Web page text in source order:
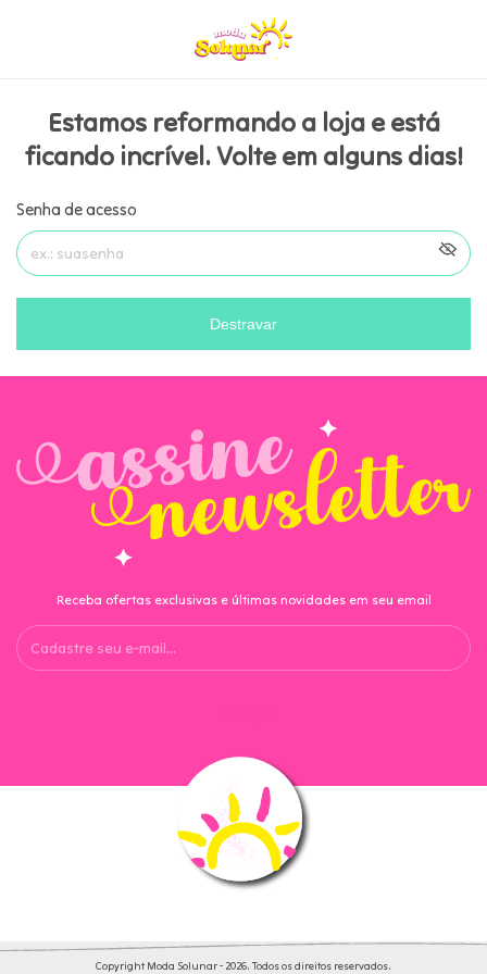
Estamos reformando a loja e está
ficando incrível. Volte em alguns dias!
Senha de acesso
Destravar
Receba ofertas exclusivas e últimas novidades em seu email
Copyright Moda Solunar - 2026. Todos os direitos reservados.